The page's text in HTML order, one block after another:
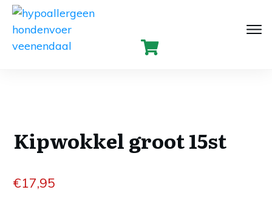
Kipwokkel groot 15st
€17,95